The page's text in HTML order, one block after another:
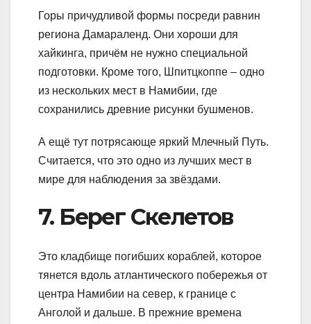
Горы причудливой формы посреди равнин
региона Дамараленд. Они хороши для
хайкинга, причём не нужно специальной
подготовки. Кроме того, Шпитцкоппе – одно
из нескольких мест в Намибии, где
сохранились древние рисунки бушменов.
А ещё тут потрясающе яркий Млечный Путь.
Считается, что это одно из лучших мест в
мире для наблюдения за звёздами.
7. Берег Скелетов
Это кладбище погибших кораблей, которое
тянется вдоль атлантического побережья от
центра Намибии на север, к границе с
Анголой и дальше. В прежние времена